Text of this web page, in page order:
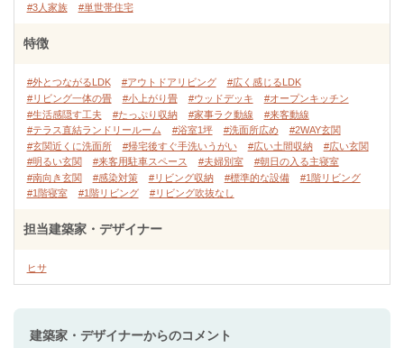
#3人家族 #単世帯住宅
特徴
#外とつながるLDK #アウトドアリビング
#広く感じるLDK
#リビング一体の畳
#小上がり畳 #ウッドデッキ
#オープンキッチン
#生活感隠す工夫
#たっぷり収納 #家事ラク動線
#来客動線
#テラス直結ランドリールーム
#浴室1坪 #洗面所広め
#2WAY玄関
#玄関近くに洗面所
#帰宅後すぐ手洗いうがい #広い土間収納
#広い玄関
#明るい玄関
#来客用駐車スペース #夫婦別室
#朝日の入る主寝室
#南向き玄関
#感染対策 #リビング収納 #標準的な設備
#1階リビング
#1階寝室
#1階リビング #リビング吹抜なし
担当建築家・デザイナー
ヒサ
建築家・デザイナーからのコメント